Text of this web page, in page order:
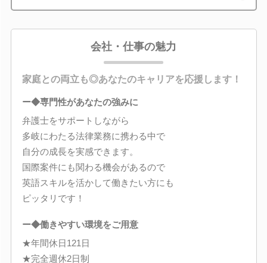
会社・仕事の魅力
家庭との両立も◎あなたのキャリアを応援します！
ー◆専門性があなたの強みに
弁護士をサポートしながら
多岐にわたる法律業務に携わる中で
自分の成長を実感できます。
国際案件にも関わる機会があるので
英語スキルを活かして働きたい方にも
ピッタリです！
ー◆働きやすい環境をご用意
★年間休日121日
★完全週休2日制